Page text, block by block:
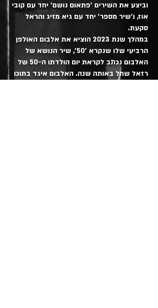
וביצע את השירים 'פתאום נושם' יחד עם קובי
אוז, ו'שיר מספר' יחד עם גיא מזיג והראל
סקעת.
במהלך שנת 2023 הוציא את אלבום האולפן
הרביעי שלו שנקרא '50', שיר הנושא של
האלבום נכתב לקראת יום הולדתו ה-50 של
רזאל שחל באותה שנה. האלבום איגד בתוכו